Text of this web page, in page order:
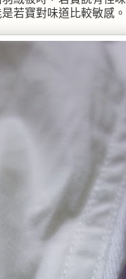
若寶對味道比較敏感。